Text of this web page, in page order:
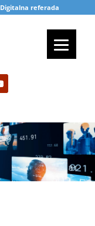
Digitalna referada